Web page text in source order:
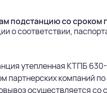
подстанцию со сроком
о соответствии,
утепленная КТПБ
партнерских компаний
осуществляется со